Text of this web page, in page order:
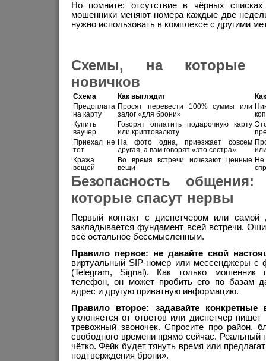
Но помните: отсутствие в чёрных
мошенники меняют номера каждые две
нужно использовать в комплексе с другими
Схемы, на которые
новичков
Схема Как выглядит
Предоплата
на карту
Просят перевести 100% суммы или
залог «для брони»
Купить
ваучер
Говорят оплатить подарочную карту
или криптовалюту
Приехал не
тот
На фото одна, приезжает совсем
другая, а вам говорят «это сестра»
Кража
вещей
Во время встречи исчезают ценные
вещи
Безопасность
которые спасут нервы
Первый контакт с диспетчером или
закладывается фундамент всей встречи.
всё остальное бессмысленным.
Правило первое: не давайте свой
виртуальный SIP-номер или мессенджеры с
(Telegram, Signal). Как только мошенник
телефон, он может пробить его по базам
адрес и другую приватную информацию.
Правило второе: задавайте конкретные
уклоняется от ответов или диспетчер
тревожный звоночек. Спросите про район,
свободного времени прямо сейчас. Реальный
чётко. Фейк будет тянуть время или
подтверждения брони».